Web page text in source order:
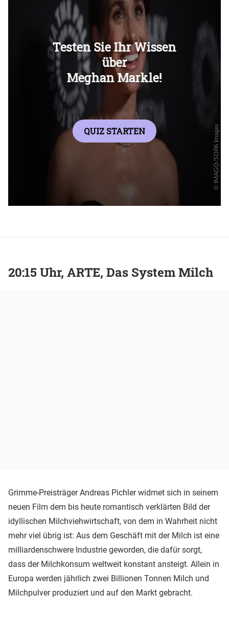
20:15 Uhr, ARTE, Das System Milch
Grimme-Preisträger Andreas Pichler widmet sich in seinem
neuen Film dem bis heute romantisch verklärten Bild der
idyllischen Milchviehwirtschaft, von dem in Wahrheit nicht
mehr viel übrig ist: Aus dem Geschäft mit der Milch ist eine
milliardenschwere Industrie geworden, die dafür sorgt,
dass der Milchkonsum weltweit konstant ansteigt. Allein in
Europa werden jährlich zwei Billionen Tonnen Milch und
Milchpulver produziert und auf den Markt gebracht.